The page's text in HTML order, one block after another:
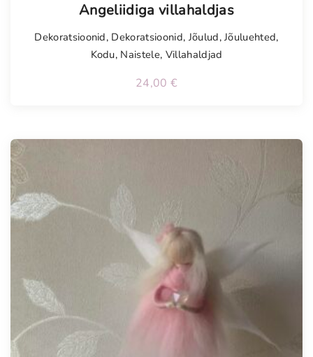
Angeliidiga villahaldjas
Dekoratsioonid, Dekoratsioonid, Jõulud,Jõuluehted,
Kodu, Naistele, Villahaldjad
24,00 €